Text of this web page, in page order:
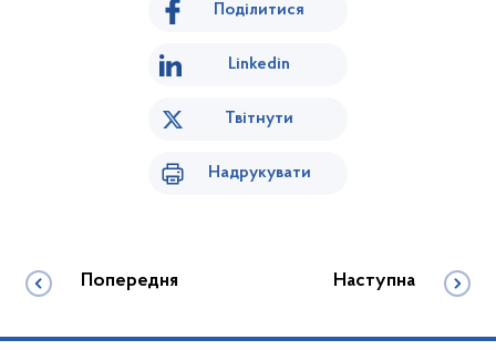
Поділитися
Linkedin
Твітнути
Надрукувати
Попередня Наступна